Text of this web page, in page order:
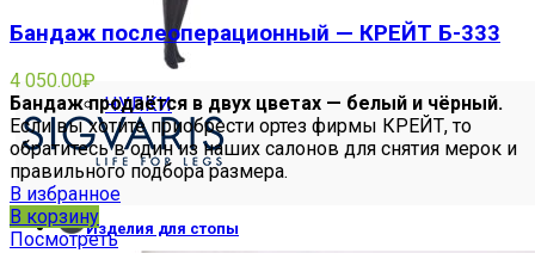
ЧУЛКИ
Изделия для стопы
Бандаж послеоперационный — КРЕЙТ Б-333
4 050.00₽
Бандаж продаётся в двух цветах — белый и чёрный.
Если вы хотите приобрести ортез фирмы КРЕЙТ, то
обратитесь в один из наших салонов для снятия мерок и
правильного подбора размера.
В избранное
В корзину
Посмотреть